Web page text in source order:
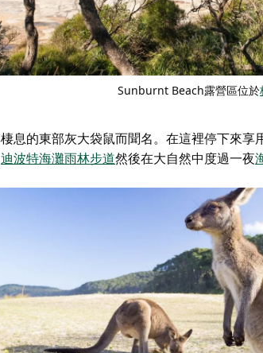
Sunburnt Beach露營區位於
息的東部灰大袋鼠而聞名。在這裡停下來享
迪波特海灘雨林步道然後在大自然中度過一夜